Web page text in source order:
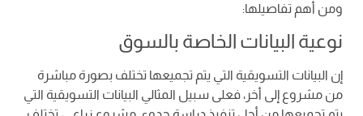
ومن أهم تفاصيلها:
نوعية البيانات الخاصة بالسوق
إن البيانات التسويقية التي يتم تجميعها تختلف بصورة مباشرة
من مشروع إلى أخر، فعلى سبيل المثالي البيانات التسويقية التي